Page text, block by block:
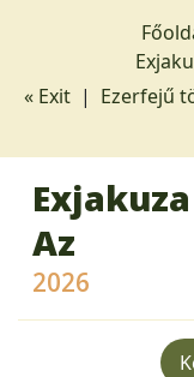
« Exit | Ezerfejű
Az
2026